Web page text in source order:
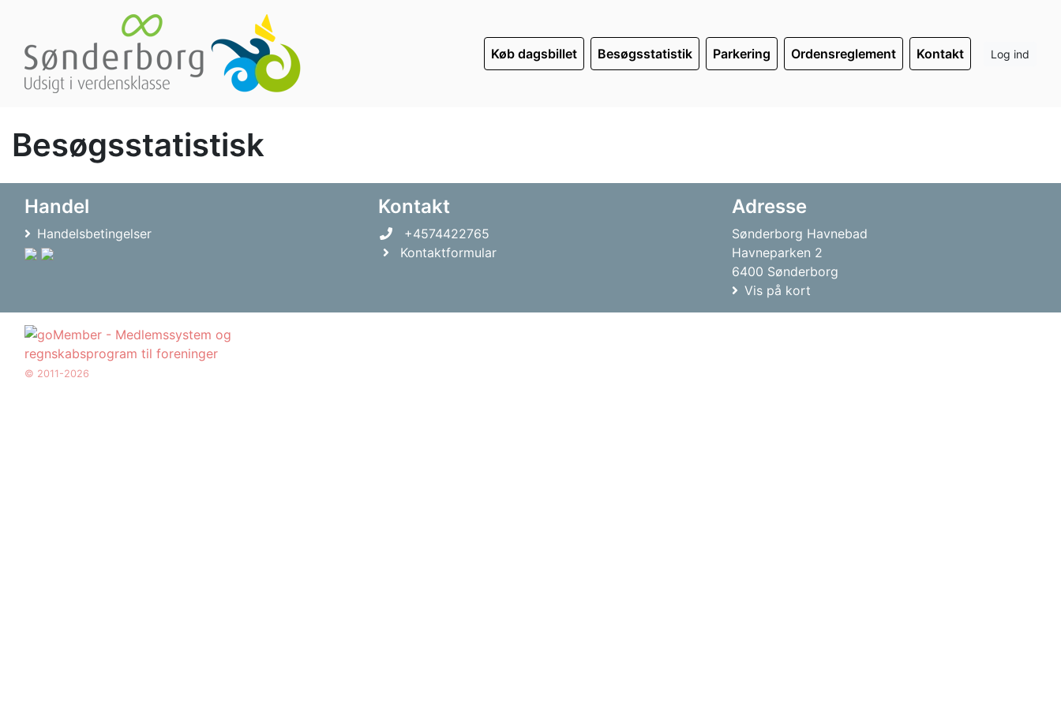
Køb dagsbillet Besøgsstatistik Parkering Ordensreglement Kontakt Log ind
Besøgsstatistisk
Handel
Handelsbetingelser
Kontakt
+4574422765
Kontaktformular
Adresse
Sønderborg Havnebad
Havneparken 2
6400 Sønderborg
Vis på kort
© 2011-2026